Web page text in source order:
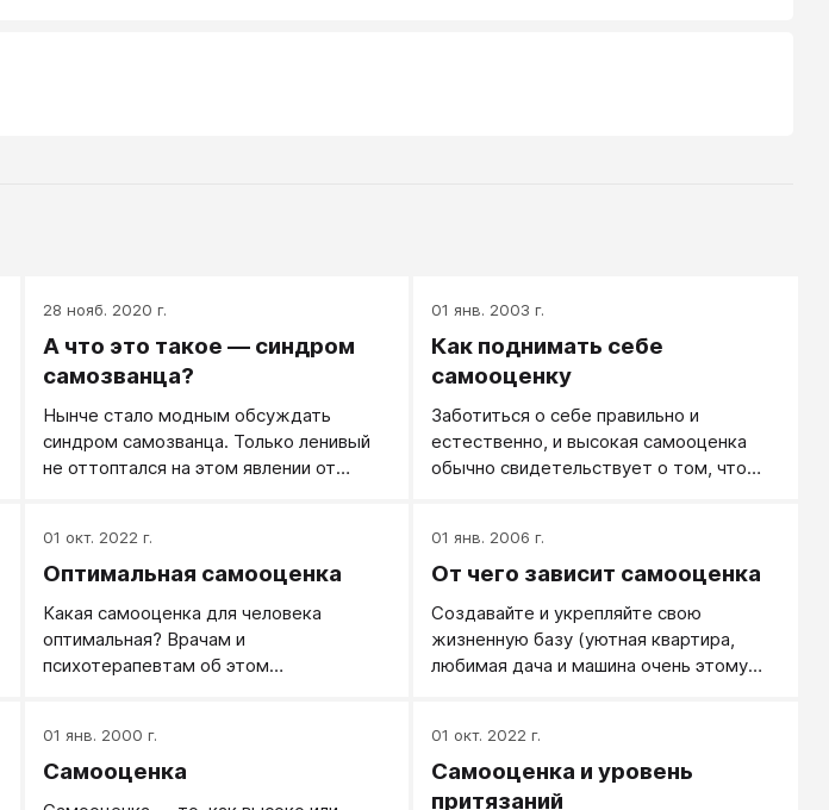
28 нояб. 2020 г.
А что это такое — синдром
самозванца?
Нынче стало модным обсуждать
синдром самозванца. Только ленивый
не оттоптался на этом явлении от
Потому что на тему самозванцев еще
та «психология» вещает.
01 янв. 2003 г.
Как поднимать себе
самооценку
Заботиться о себе правильно и
естественно, и высокая самооценка
обычно свидетельствует о том, что
01 окт. 2022 г.
Оптимальная самооценка
Какая самооценка для человека
оптимальная? Врачам и
психотерапевтам об этом
самооценка, его врач будет
радоваться хотя бы ситуативному ее
01 янв. 2006 г.
От чего зависит самооценка
Создавайте и укрепляйте свою
жизненную базу (уютная квартира,
любимая дача и машина очень этому
профессионалом, живите как
порядочный человек, создайте
крепкую и счастливую семью, дружите
01 янв. 2000 г.
Самооценка
01 окт. 2022 г.
Самооценка и уровень
притязаний